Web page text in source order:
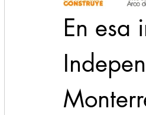
En esa